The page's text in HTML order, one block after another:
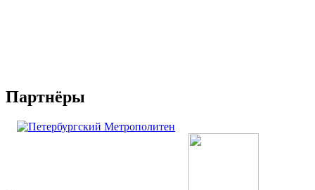
Партнёры